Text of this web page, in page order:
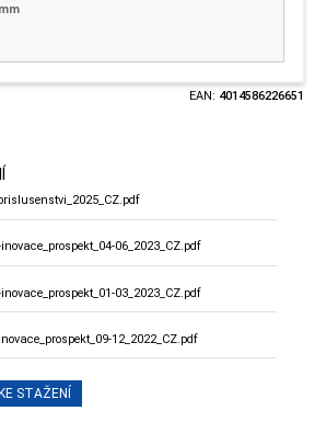
EAN: 4014586226651
06_2023_CZ.pdf
03_2023_CZ.pdf
12_2022_CZ.pdf
STAŽENÍ